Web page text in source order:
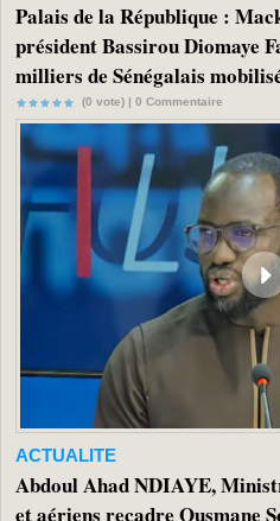
Palais de la République :
président Bassirou Diomaye
milliers de Sénégalais
(0 vote) | 0 Commentaire
ACTUALITE
Abdoul Ahad NDIAYE,
et aériens recadre Ousmane